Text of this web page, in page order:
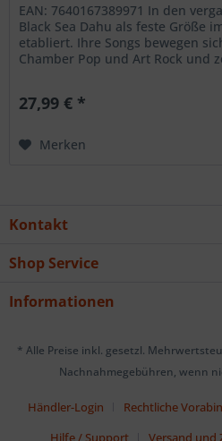
EAN: 7640167389971 In den
Black Sea Dahu als feste Größe
etabliert. Ihre Songs bewegen
Chamber Pop und Art Rock und
Im Zentrum steht Janine
27,99 € *
Merken
Kontakt
Shop Service
Informationen
* Alle Preise inkl. gesetzl.
Nachnahmegebühren, wenn
Händler-Login Rechtliche
Hilfe / Support
Versand und